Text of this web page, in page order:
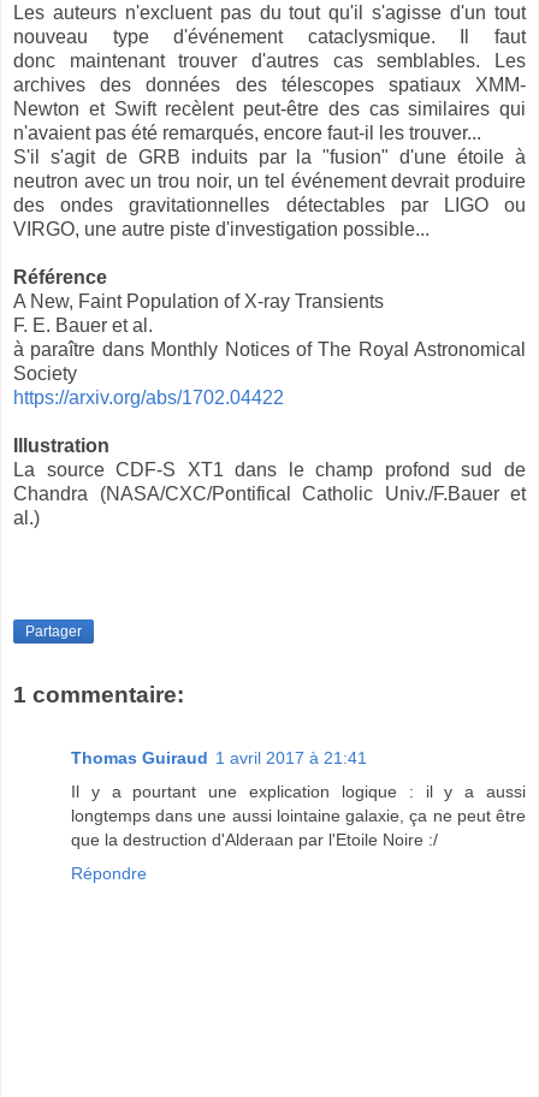
Les auteurs n'excluent pas du tout qu'il s'agisse d'un tout
nouveau type d'événement cataclysmique. Il faut
donc maintenanttrouver d'autres cas semblables. Les
archives des données des télescopes spatiaux XMM-
Newton et Swift recèlent peut-être des cas similaires qui
n'avaient pas été remarqués, encore faut-il les trouver...
S'il s'agit de GRB induits par la "fusion" d'une étoile à
neutron avec un trou noir, un tel événement devrait produire
des ondes gravitationnelles détectables par LIGO ou
VIRGO, une autre piste d'investigation possible...
Référence
A New, Faint Population of X-ray Transients
F. E. Bauer et al.
à paraître dans Monthly Notices of The Royal Astronomical
Society
https://arxiv.org/abs/1702.04422
Illustration
La source CDF-S XT1 dans le champ profond sud de
Chandra (NASA/CXC/Pontifical Catholic Univ./F.Bauer et
al.)
Partager
1 commentaire:
Thomas Guiraud 1 avril 2017 à 21:41
Il y a pourtant une explication logique : il y a aussi
longtemps dans une aussi lointaine galaxie, ça ne peut être
que la destruction d'Alderaan par l'Etoile Noire :/
Répondre